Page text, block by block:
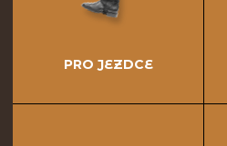
PRO JEZDCE